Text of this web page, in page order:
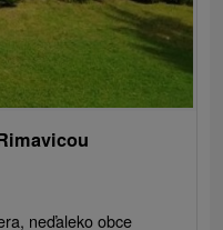
neďaleko obce